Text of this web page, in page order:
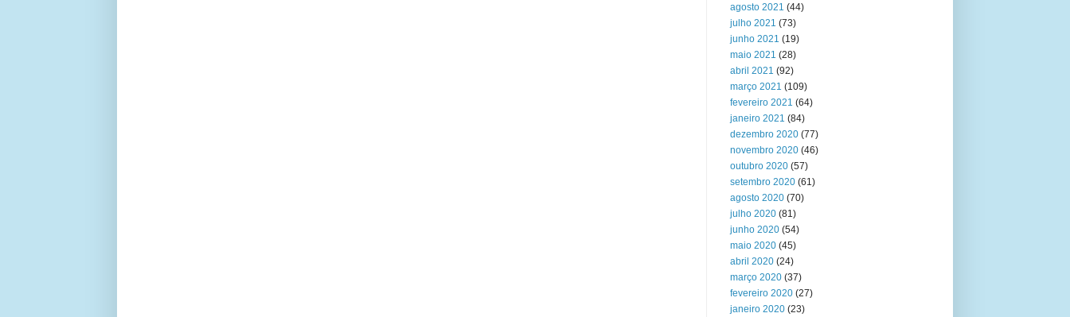
agosto 2021 (44)
julho 2021 (73)
junho 2021 (19)
maio 2021 (28)
abril 2021 (92)
março 2021 (109)
fevereiro 2021 (64)
janeiro 2021 (84)
dezembro 2020 (77)
novembro 2020 (46)
outubro 2020 (57)
setembro 2020 (61)
agosto 2020 (70)
julho 2020 (81)
junho 2020 (54)
maio 2020 (45)
abril 2020 (24)
março 2020 (37)
fevereiro 2020 (27)
janeiro 2020 (23)